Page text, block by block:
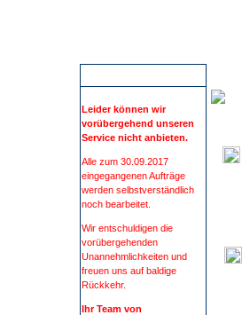
Leider können wir
vorübergehend unseren
Service nicht anbieten.
Alle zum 30.09.2017
eingegangenen Aufträge
werden selbstverständlich
noch bearbeitet.
Wir entschuldigen die
vorübergehenden
Unannehmlichkeiten und
freuen uns auf baldige
Rückkehr.
Ihr Team von